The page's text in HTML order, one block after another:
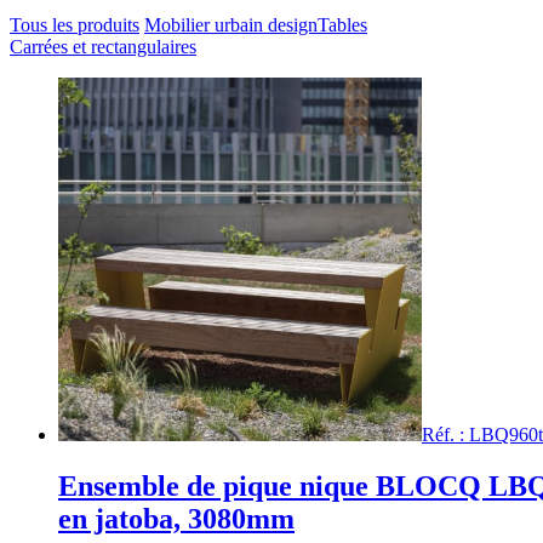
Tous les produits Mobilier urbain designTables
Carrées et rectangulaires
Réf. : LBQ960t
Ensemble de pique nique BLOCQ
en jatoba, 3080mm